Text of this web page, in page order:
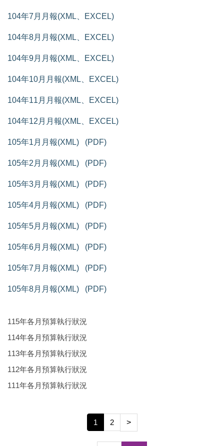
104年7月月報(XML、EXCEL)
104年8月月報(XML、EXCEL)
104年9月月報(XML、EXCEL)
104年10月月報(XML、EXCEL)
104年11月月報(XML、EXCEL)
104年12月月報(XML、EXCEL)
105年1月月報(XML) (PDF)
105年2月月報(XML) (PDF)
105年3月月報(XML) (PDF)
105年4月月報(XML) (PDF)
105年5月月報(XML) (PDF)
105年6月月報(XML) (PDF)
105年7月月報(XML) (PDF)
105年8月月報(XML) (PDF)
115年各月預算執行狀況
114年各月預算執行狀況
113年各月預算執行狀況
112年各月預算執行狀況
111年各月預算執行狀況
1 2 >